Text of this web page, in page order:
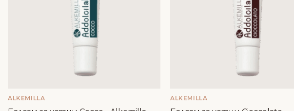
ALKEMILLA ALKEMILLA